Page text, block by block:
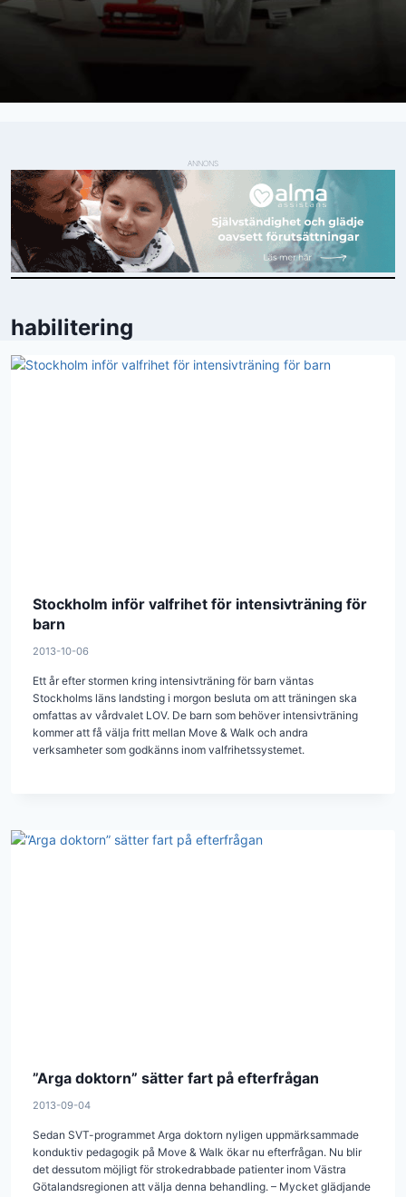
ANNONS
habilitering
Stockholm inför valfrihet för intensivträning för
barn
2013-10-06
Ett år efter stormen kring intensivträning för barn väntas
Stockholms läns landsting i morgon besluta om att träningen ska
omfattas av vårdvalet LOV. De barn som behöver intensivträning
kommer att få välja fritt mellan Move & Walk och andra
verksamheter som godkänns inom valfrihetssystemet.
”Arga doktorn” sätter fart på efterfrågan
2013-09-04
Sedan SVT-programmet Arga doktorn nyligen uppmärksammade
konduktiv pedagogik på Move & Walk ökar nu efterfrågan. Nu blir
det dessutom möjligt för strokedrabbade patienter inom Västra
Götalandsregionen att välja denna behandling. – Mycket glädjande